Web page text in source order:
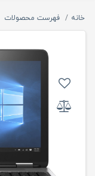
خانه فهرست محصولات